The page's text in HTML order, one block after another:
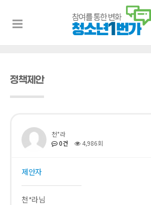
정책제안
천*라
0건
4,986회
제안자
천*라님